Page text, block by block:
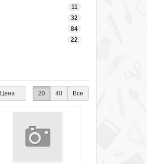
11
32
84
22
Цена 20 40 Все